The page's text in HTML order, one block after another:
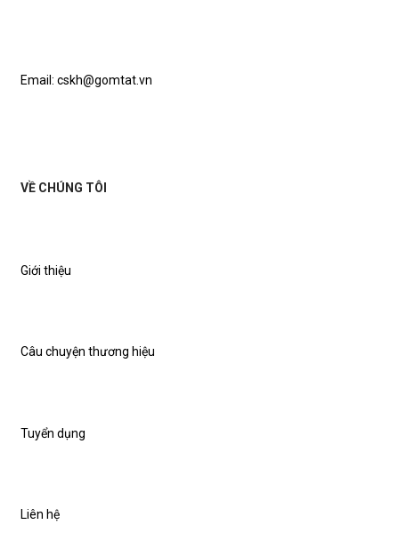
Email: cskh@gomtat.vn
VỀ CHÚNG TÔI
Giới thiệu
Câu chuyện thương hiệu
Tuyển dụng
Liên hệ